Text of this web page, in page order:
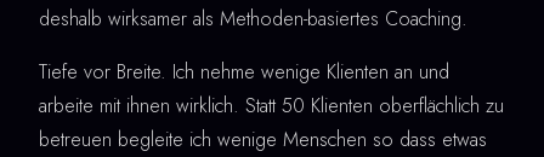
deshalb wirksamer als Methoden-basiertes Coaching.
Tiefe vor Breite. Ich nehme wenige Klienten an und
arbeite mit ihnen wirklich. Statt 50 Klienten oberflächlich zu
betreuen begleite ich wenige Menschen so dass etwas